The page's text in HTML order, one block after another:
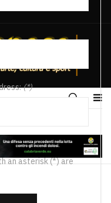
(*)
an asterisk (*) are